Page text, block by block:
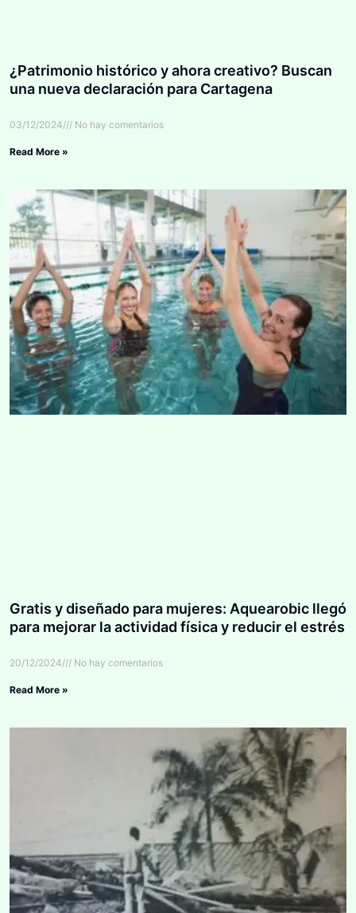
¿Patrimonio histórico y ahora creativo? Buscan
una nueva declaración para Cartagena
03/12/2024 No hay comentarios
Read More »
Gratis y diseñado para mujeres: Aquearobic llegó
para mejorar la actividad física y reducir el estrés
20/12/2024 No hay comentarios
Read More »